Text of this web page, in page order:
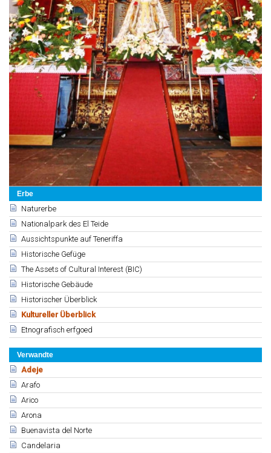
Erbe
Naturerbe
Nationalpark des El Teide
Aussichtspunkte auf Teneriffa
Historische Gefüge
The Assets of Cultural Interest (BIC)
Historische Gebäude
Historischer Überblick
Kultureller Überblick
Etnografisch erfgoed
Verwandte
Adeje
Arafo
Arico
Arona
Buenavista del Norte
Candelaria